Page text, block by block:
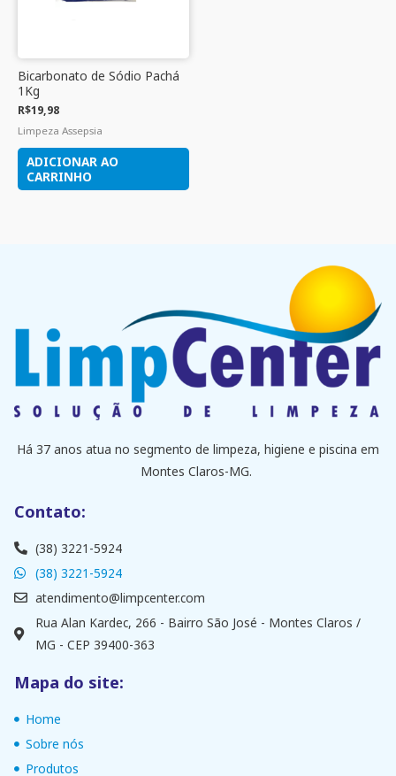
Bicarbonato de Sódio Pachá
1Kg
R$19,98
Limpeza Assepsia
ADICIONAR AO
CARRINHO
Há 37 anos atua no segmento de limpeza, higiene e piscina em
Montes Claros-MG.
Contato:
(38) 3221-5924
(38) 3221-5924
atendimento@limpcenter.com
Rua Alan Kardec, 266 - Bairro São José - Montes Claros /
MG - CEP 39400-363
Mapa do site:
Home
Sobre nós
Produtos